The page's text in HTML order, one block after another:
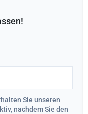
Sie unseren
nachdem Sie den